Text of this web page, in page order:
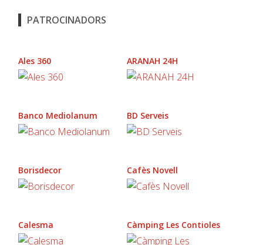
PATROCINADORS
Ales 360 ARANAH 24H
Banco Mediolanum BD Serveis
Borisdecor Cafès Novell
Calesma Càmping Les Contioles